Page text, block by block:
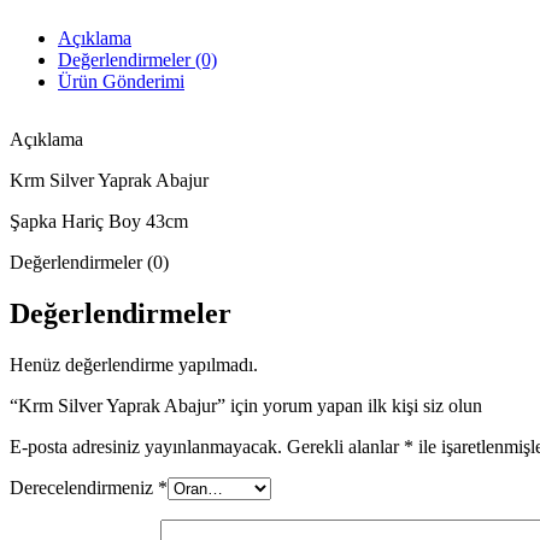
Açıklama
Değerlendirmeler (0)
Ürün Gönderimi
Açıklama
Krm Silver Yaprak Abajur
Şapka Hariç Boy 43cm
Değerlendirmeler (0)
Değerlendirmeler
Henüz değerlendirme yapılmadı.
“Krm Silver Yaprak Abajur” için yorum yapan ilk kişi siz olun
E-posta adresiniz yayınlanmayacak. Gerekli alanlar * ile
Derecelendirmeniz *